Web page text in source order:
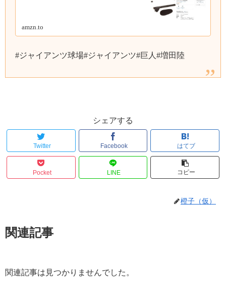
amzn.to
#ジャイアンツ球場#ジャイアンツ#巨人#増田陸
シェアする
Twitter Facebook はてブ
Pocket LINE コピー
橙子（仮）
関連記事
関連記事は見つかりませんでした。